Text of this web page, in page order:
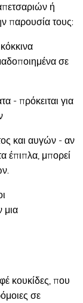
ή
παρουσία τους:
σε
- πρόκειται για
και αυγών - αν
έπιπλα, μπορεί
μια
κουκίδες, που
σε